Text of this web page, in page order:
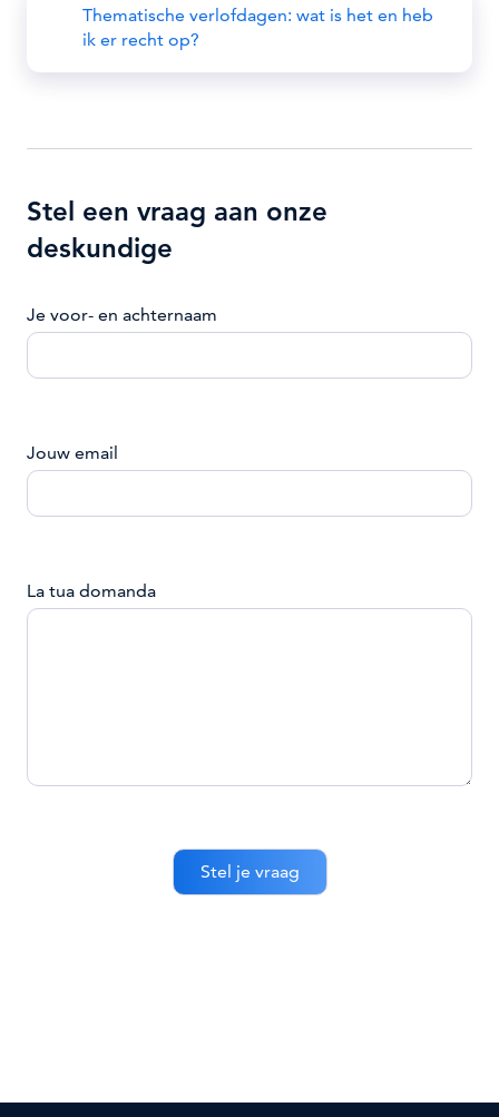
Thematische verlofdagen: wat is het en heb
ik er recht op?
Stel een vraag aan onze
deskundige
La tua domanda
Je voor- en achternaam
Jouw email